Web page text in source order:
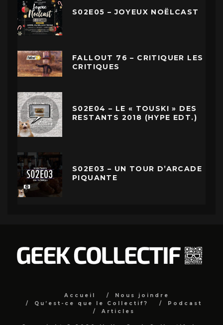
S02E05 – JOYEUX NOËLCAST
FALLOUT 76 – CRITIQUER LES
CRITIQUES
S02E04 – LE « TOUSKI » DES
RESTANTS 2018 (HYPE EDT.)
S02E03 – UN TOUR D’ARCADE
PIQUANTE
Accueil
Nous joindre
Qu’est-ce que le Collectif?
Podcast
Articles